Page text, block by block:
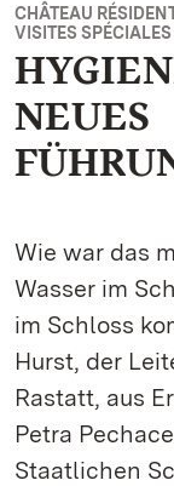
CHÂTEAU
VISITES SPÉCIALES
NEUES
Wie war das
Wasser im
im Schloss
Hurst, der
Rastatt, aus
Petra
Staatlichen